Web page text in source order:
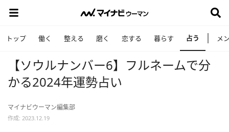
トップ 働く 整える 磨く 恋する 暮らす 占う メ
【ソウルナンバー6】フルネームで分
かる2024年運勢占い
マイナビウーマン編集部
作成: 2023.12.19